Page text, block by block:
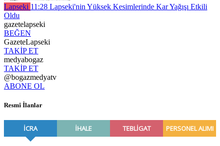
Lapseki 11:28 Lapseki'nin Yüksek Kesimlerinde Kar Yağışı Etkili
Oldu
gazetelapseki
BEĞEN
GazeteLapseki
TAKİP ET
medyabogaz
TAKİP ET
@bogazmedyatv
ABONE OL
Resmî İlanlar